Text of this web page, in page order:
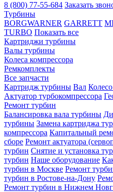
8 (800) 77-55-684 Заказать
Турбины
BORGWARNER GARRETT
TURBO Показать все
Картриджи турбины
Валы турбины
Колеса компрессора
Ремкомплекты
Все запчасти
Картридж турбины Вал
Актуатор турбокомпрессора
Ремонт турбин
Балансировка вала турбины
турбины Замена картриджа
компрессора Капитальный
сборе Ремонт актуатора
турбин Снятие и установка
турбин Наше оборудование
турбин в Москве Ремонт
турбин в Ростове-на-Дону
Ремонт турбин в Нижнем